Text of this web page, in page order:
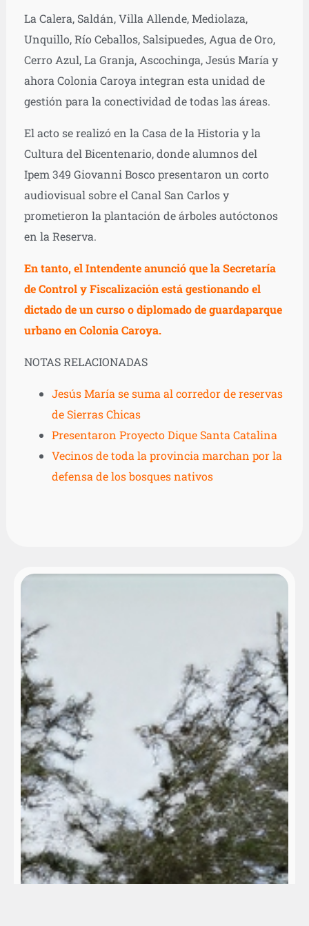
La Calera, Saldán, Villa Allende, Mediolaza,
Unquillo, Río Ceballos, Salsipuedes, Agua de Oro,
Cerro Azul, La Granja, Ascochinga, Jesús María y
ahora Colonia Caroya integran esta unidad de
gestión para la conectividad de todas las áreas.
El acto se realizó en la Casa de la Historia y la
Cultura del Bicentenario, donde alumnos del
Ipem 349 Giovanni Bosco presentaron un corto
audiovisual sobre el Canal San Carlos y
prometieron la plantación de árboles autóctonos
en la Reserva.
En tanto, el Intendente anunció que la Secretaría
de Control y Fiscalización está gestionando el
dictado de un curso o diplomado de guardaparque
urbano en Colonia Caroya.
NOTAS RELACIONADAS
Jesús María se suma al corredor de reservas
de Sierras Chicas
Presentaron Proyecto Dique Santa Catalina
Vecinos de toda la provincia marchan por la
defensa de los bosques nativos